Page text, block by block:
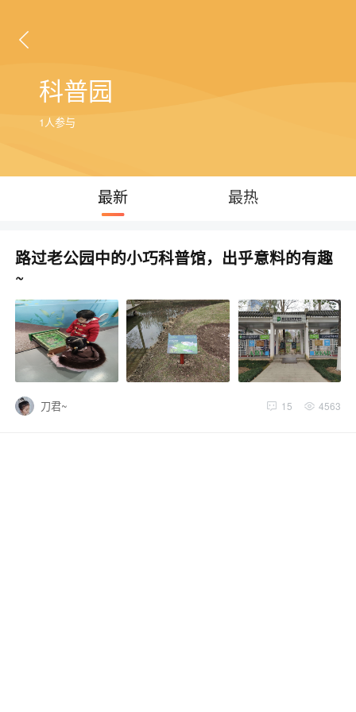
科普园
1人参与
最新 最热
路过老公园中的小巧科普馆，出乎意料的有趣
~
刀君~ 15 4563